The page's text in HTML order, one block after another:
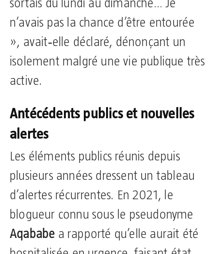
sortais du lundi au dimanche… Je
n’avais pas la chance d’être entourée
», avait‑elle déclaré, dénonçant un
isolement malgré une vie publique très
active.
Antécédents publics et nouvelles
alertes
Les éléments publics réunis depuis
plusieurs années dressent un tableau
d’alertes récurrentes. En 2021, le
blogueur connu sous le pseudonyme
Aqababe a rapporté qu’elle aurait été